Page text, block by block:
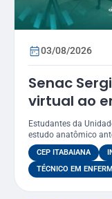
03/08/2026
Senac
virtual ao
curso de
Estudantes da
estudo anatômico
CEP ITABAIANA
TÉCNICO EM